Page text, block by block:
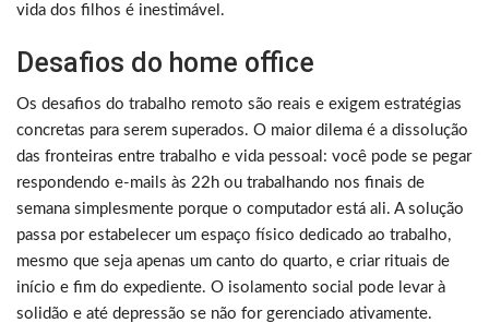
vida dos filhos é inestimável.
Desafios do home office
Os desafios do trabalho remoto são reais e exigem estratégias
concretas para serem superados. O maior dilema é a dissolução
das fronteiras entre trabalho e vida pessoal: você pode se pegar
respondendo e-mails às 22h ou trabalhando nos finais de
semana simplesmente porque o computador está ali. A solução
passa por estabelecer um espaço físico dedicado ao trabalho,
mesmo que seja apenas um canto do quarto, e criar rituais de
início e fim do expediente. O isolamento social pode levar à
solidão e até depressão se não for gerenciado ativamente.